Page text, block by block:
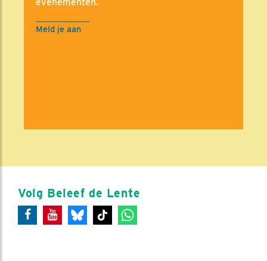
Meld je aan
Volg Beleef de Lente